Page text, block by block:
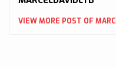
VIEW MORE POST OF